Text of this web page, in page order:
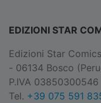
EDIZIONI STAR
Edizioni Star
- 06134 Bosco
P.IVA 03850300546
Tel. +39 075 591